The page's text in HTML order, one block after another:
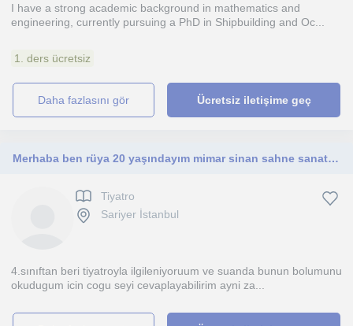
I have a strong academic background in mathematics and
engineering, currently pursuing a PhD in Shipbuilding and Oc...
1. ders ücretsiz
daha fazlasını gör Ücretsiz iletişime geç
Merhaba ben rüya 20 yaşındayım mimar sinan sahne sanatları 2.sınıf öğrencisiyim derslerimin tiyatro sevenler içiin
Tiyatro
Sariyer İstanbul
4.sınıftan beri tiyatroyla ilgileniyoruum ve suanda bunun bolumunu
okudugum icin cogu seyi cevaplayabilirim ayni za...